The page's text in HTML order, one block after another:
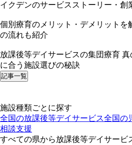
イクデンのサービスストーリー・創
個別療育のメリット・デメリットを
の流れも紹介
放課後等デイサービスの集団療育
に合う施設選びの秘訣
記事一覧
施設種類ごとに探す
全国の放課後等デイサービス全国の
相談支援
すべての県から放課後等デイサービ